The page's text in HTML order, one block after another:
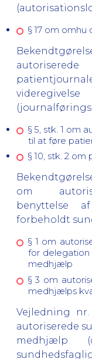
§ 17 om
§ 5, stk. 1 om
til at føre
§ 10, stk. 2
om
benyttelse
forbeholdt
§ 1 om
for delegation
medhjælp
§ 3 om
medhjælps
Vejledning nr.
autoriserede
medhjælp